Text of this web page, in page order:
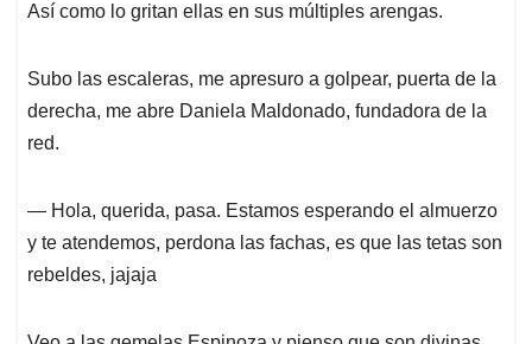
Así como lo gritan ellas en sus múltiples arengas.
Subo las escaleras, me apresuro a golpear, puerta de la
derecha, me abre Daniela Maldonado, fundadora de la
red.
― Hola, querida, pasa. Estamos esperando el almuerzo
y te atendemos, perdona las fachas, es que las tetas son
rebeldes, jajaja